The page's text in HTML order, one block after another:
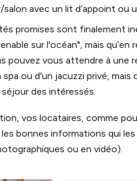
salon avec un lit d’appoint ou
promises sont finalement
sur l'océan", mais
pouvez vous attendre à une
spa ou d'un jacuzzi privé,
des intéressés.
vos locataires, comme
bonnes informations qui
ou en vidéo).